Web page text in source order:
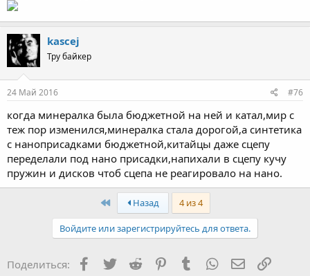
kascej
Тру байкер
24 Май 2016 #76
когда минералка была бюджетной на ней и катал,мир с
теж пор изменился,минералка стала дорогой,а синтетика
с наноприсадками бюджетной,китайцы даже сцепу
переделали под нано присадки,напихали в сцепу кучу
пружин и дисков чтоб сцепа не реагировало на нано.
First Назад 4 из 4
Войдите или зарегистрируйтесь для ответа.
Поделиться: Facebook
TwitterReddit PinterestTumblr WhatsApp Ссылка